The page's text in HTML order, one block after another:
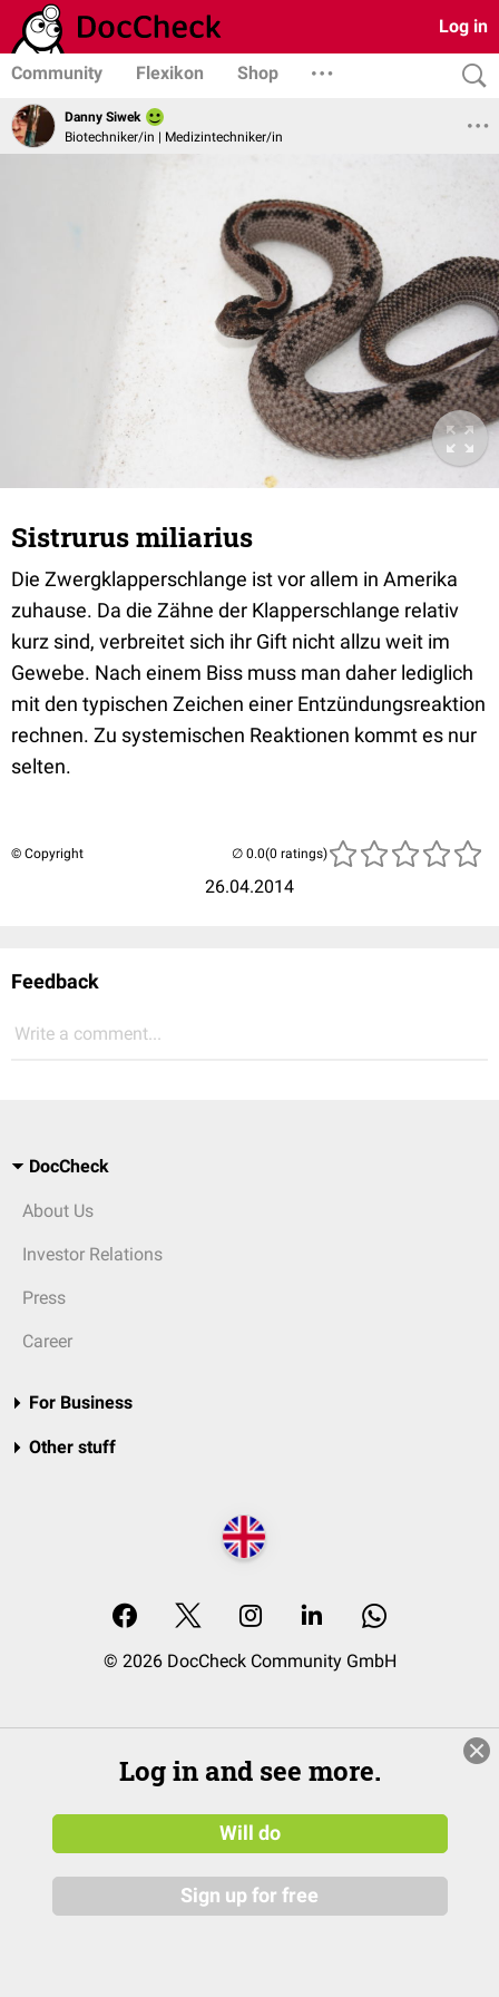
Log in
Community Flexikon Shop
Danny Siwek
Biotechniker/in | Medizintechniker/in
Sistrurus miliarius
Die Zwergklapperschlange ist vor allem in Amerika
zuhause. Da die Zähne der Klapperschlange relativ
kurz sind, verbreitet sich ihr Gift nicht allzu weit im
Gewebe. Nach einem Biss muss man daher lediglich
mit den typischen Zeichen einer Entzündungsreaktion
rechnen. Zu systemischen Reaktionen kommt es nur
selten.
© Copyright
26.04.2014
(0 ratings)
Feedback
Write a comment...
DocCheck
About Us
Investor Relations
Press
Career
For Business
Other stuff
© 2026 DocCheck Community GmbH
Log in and see more.
Will do
Sign up for free